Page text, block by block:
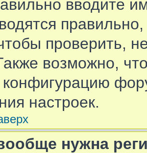
вводите
проверить,
возможно,
конфигурацию
настроек.
нужна